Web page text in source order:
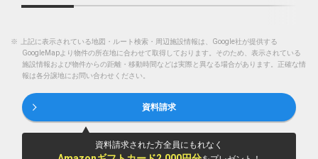
※
上記に表示されている地図・ルート検索・周辺施設情報は、Google社が提供する
GoogleMapより物件の所在地に合わせて取得しております。そのため、表示されている
施設情報および物件からの距離・移動時間などは実際と異なる場合があります。正確な情
報は各分譲地にお問い合わせください。
資料請求
資料請求された方全員にもれなく